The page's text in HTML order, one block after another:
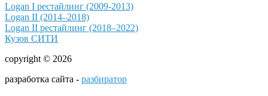
Logan I рестайлинг (2009-2013)
Logan II (2014–2018)
Logan II рестайлинг (2018–2022)
Кузов СИТИ
copyright © 2026
разработка сайта - разбиратор